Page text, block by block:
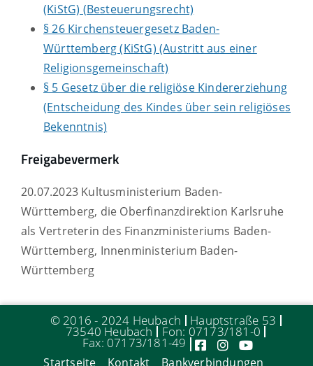
(KiStG) (Besteuerungsrecht)
§ 26 Kirchensteuergesetz Baden-
Württemberg (KiStG) (Austritt aus einer
Religionsgemeinschaft)
§ 5 Gesetz über die religiöse Kindererziehung
(Entscheidung des Kindes über sein religiöses
Bekenntnis)
Freigabevermerk
20.07.2023 Kultusministerium Baden-
Württemberg, die Oberfinanzdirektion Karlsruhe
als Vertreterin des Finanzministeriums Baden-
Württemberg, Innenministerium Baden-
Württemberg
© 2016 - 2024 Heubach Hauptstraße 53
73540 Heubach Fon: 07173/181-0
Fax: 07173/181-49
Startseite Kontakt Bankverbindungen